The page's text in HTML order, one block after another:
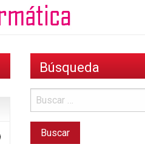
Búsqueda